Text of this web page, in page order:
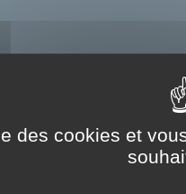
scolarisés dans le
à tour de rôle.
des cookies et